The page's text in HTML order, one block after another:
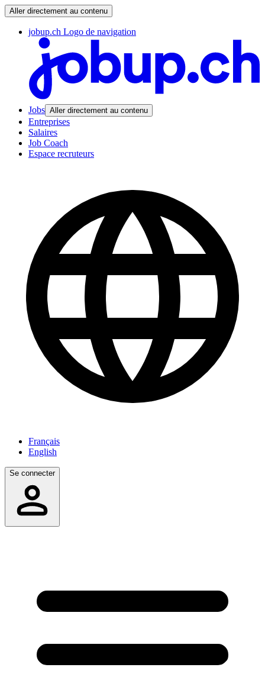
Aller directement au contenu
jobup.ch Logo de navigation
Jobs Aller directement au contenu
Entreprises
Salaires
Job Coach
Espace recruteurs
Français
English
Se connecter